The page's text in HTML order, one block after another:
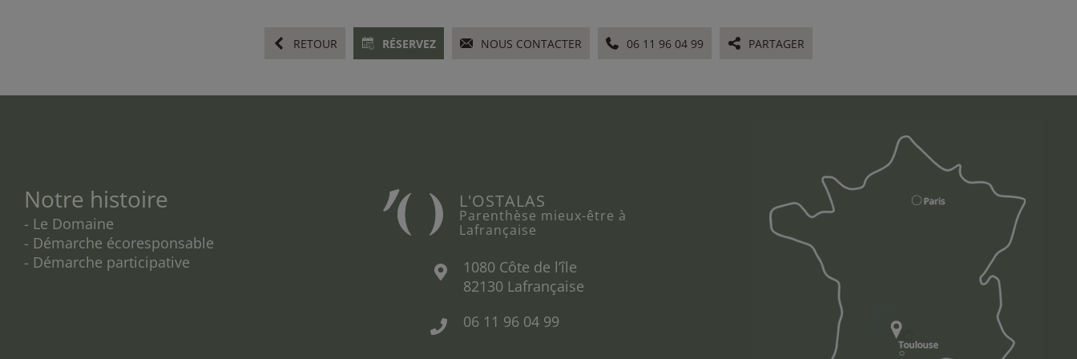
RETOUR RÉSERVEZ NOUS CONTACTER 06 11 96 04 99 PARTAGER
Notre histoire
- Le Domaine
- Démarche écoresponsable
- Démarche participative
L'OSTALAS
Parenthèse mieux-être à
Lafrançaise
1080 Côte de l’île
82130 Lafrançaise
06 11 96 04 99